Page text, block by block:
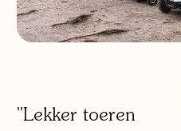
"Lekker toeren